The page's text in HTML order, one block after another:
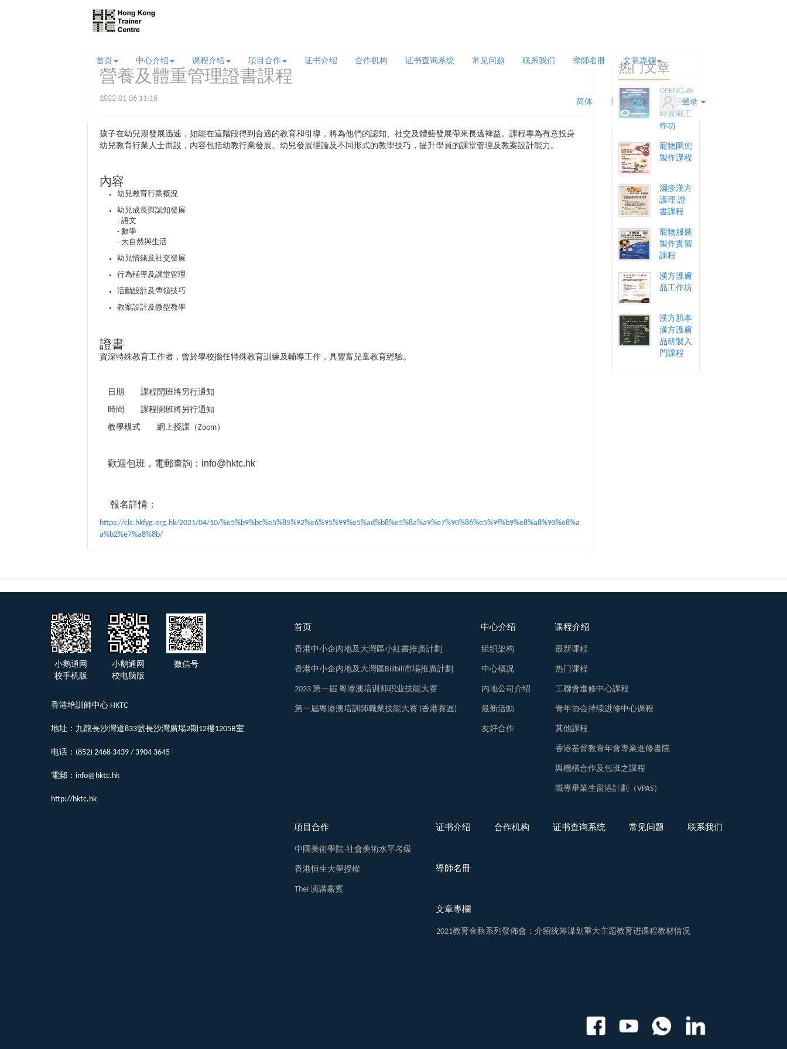
首页 中心介绍 课程介绍 項目合作 证书介绍 合作机构 证书查询系统 常见问题 联系我们 導師名冊 文章專欄
简体 繁体 登录
營養及體重管理證書課程
2022-01-06 11:16
孩子在幼兒期發展迅速，如能在這階段得到合適的教育和引導，將為他們的認知、社交及體藝發展帶來長遠裨益。課程專為有意投身
幼兒教育行業人士而設，內容包括幼教行業發展、幼兒發展理論及不同形式的教學技巧，提升學員的課堂管理及教案設計能力。
內容
幼兒教育行業概況
幼兒成長與認知發展
- 語文
- 數學
- 大自然與生活
幼兒情緒及社交發展
行為輔導及課堂管理
活動設計及帶領技巧
教案設計及微型教學
證書
資深特殊教育工作者，曾於學校擔任特殊教育訓練及輔導工作，具豐富兒童教育經驗。
日期 課程開班將另行通知
時間 課程開班將另行通知
教學模式 網上授課（Zoom）
歡迎包班，電郵查詢：info@hktc.hk
報名詳情：
https://clc.hkfyg.org.hk/2021/04/10/%e5%b9%bc%e5%85%92%e6%95%99%e5%ad%b8%e5%8a%a9%e7%90%86%e5%9f%b9%e8%a8%93%e8%a
a%b2%e7%a8%8b/
热门文章
OPENCLAW
龍蝦三小
時實戰工
作坊
寵物圍兜
製作課程
濕疹漢方
護理 證
書課程
寵物服裝
製作實習
課程
漢方護膚
品工作坊
漢方肌本
漢方護膚
品研製入
門課程
小鹅通网
校手机版
小鹅通网
校电脑版
微信号
香港培訓師中心 HKTC
地址：九龍長沙灣道833號長沙灣廣場2期12樓1205B室
电话：(852) 2468 3439 / 3904 3645
電郵：info@hktc.hk
http://hktc.hk
首页
香港中小企內地及大灣區小紅書推廣計劃
香港中小企內地及大灣區Bilibili市場推廣計劃
2023 第一届 粤港澳培训师职业技能大赛
第一屆粵港澳培訓師職業技能大賽 (香港賽區)
中心介绍
组织架构
中心概况
内地公司介绍
最新活動
友好合作
课程介绍
最新课程
热门课程
工聯會進修中心課程
青年协会持续进修中心课程
其他課程
香港基督教青年會專業進修書院
與機構合作及包班之課程
職專畢業生留港計劃（VPAS）
項目合作
中國美術學院-社會美術水平考級
香港恒生大學授權
Thei 演講嘉賓
证书介绍 合作机构 证书查询系统 常见问题 联系我们
導師名冊
文章專欄
2021教育金秋系列發佈會：介绍统筹谋划重大主题教育进课程教材情况